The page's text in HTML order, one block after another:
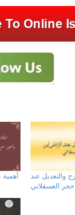
والتعديل عند
حجر العسقلاني